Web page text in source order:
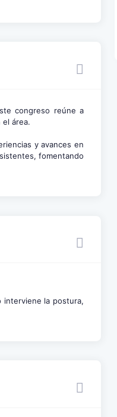
congreso reúne a
área.
y avances en
fomentando
interviene la postura,